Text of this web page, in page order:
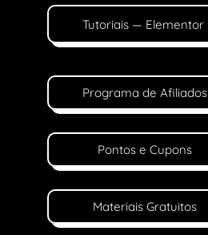
Tutoriais — Elementor
Programa de Afiliados
Pontos e Cupons
Materiais Gratuitos